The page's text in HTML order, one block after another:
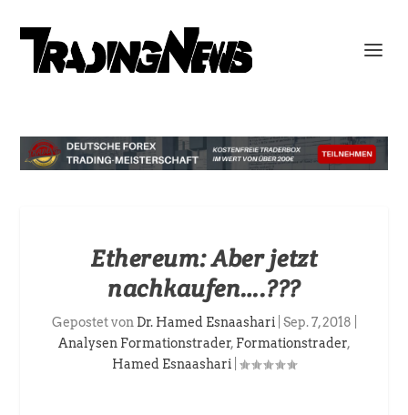
Ethereum: Aber jetzt
nachkaufen….???
Gepostet von Dr. Hamed Esnaashari| Sep. 7, 2018
Analysen Formationstrader, Formationstrader,
Hamed Esnaashari